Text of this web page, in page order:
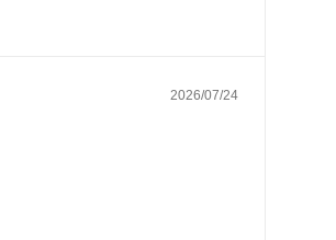
2026/07/24